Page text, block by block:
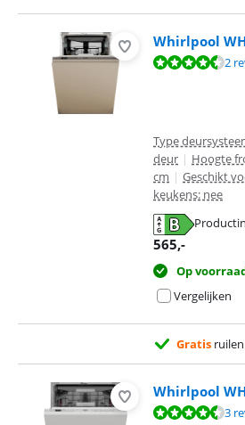
Whirlpool
Beoordeling is 9,0 van de 10, gebaseerd op
2
Type
deur | Hoogte
cm | Geschikt
keukens: nee
565,-
Op
Vergelijken
Gratis ruilen
Whirlpool
Beoordeling is 8,5 van de 10, gebaseerd op
3